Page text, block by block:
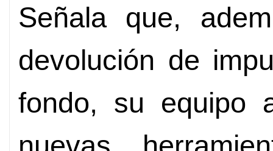
Señala que,
devolución de
fondo, su equipo